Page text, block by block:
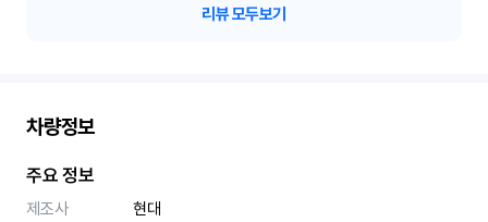
리뷰 모두보기
차량정보
주요 정보
제조사
현대